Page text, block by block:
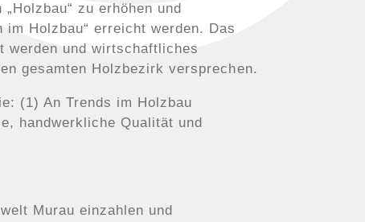
zu erhöhen und
Holzbau“ erreicht werden. Das
werden und wirtschaftliches
gesamten Holzbezirk versprechen.
(1) An Trends im Holzbau
handwerkliche Qualität und
Murau einzahlen und